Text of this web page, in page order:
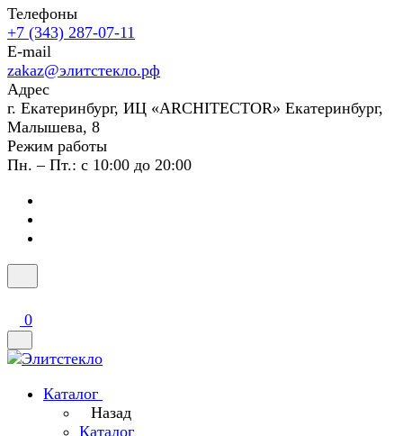
Телефоны
+7 (343) 287-07-11
E-mail
zakaz@элитстекло.рф
Адрес
г. Екатеринбург, ИЦ «ARCHITECTOR» Екатеринбург,
Малышева, 8
Режим работы
Пн. – Пт.: с 10:00 до 20:00
0
Каталог
Назад
Каталог